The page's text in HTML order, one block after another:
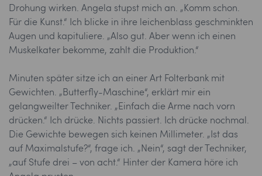
Drohung wirken. Angela stupst mich an. „Komm schon.
Für die Kunst.“ Ich blicke in ihre leichenblass geschminkten
Augen und kapituliere. „Also gut. Aber wenn ich einen
Muskelkater bekomme, zahlt die Produktion.“
Minuten später sitze ich an einer Art Folterbank mit
Gewichten. „Butterfly-Maschine“, erklärt mir ein
gelangweilter Techniker. „Einfach die Arme nach vorn
drücken.“ Ich drücke. Nichts passiert. Ich drücke nochmal.
Die Gewichte bewegen sich keinen Millimeter. „Ist das
auf Maximalstufe?“, frage ich. „Nein“, sagt der Techniker,
„auf Stufe drei – von acht.“ Hinter der Kamera höre ich